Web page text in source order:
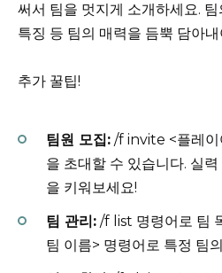
써서 팀을 멋지게 소개하세요. 팀
특징 등 팀의 매력을 듬뿍 담아
추가 꿀팁!
팀원 모집: /f invite <플레이
을 초대할 수 있습니다. 실
을 키워보세요!
팀 관리: /f list 명령어로 팀
팀 이름> 명령어로 특정 팀